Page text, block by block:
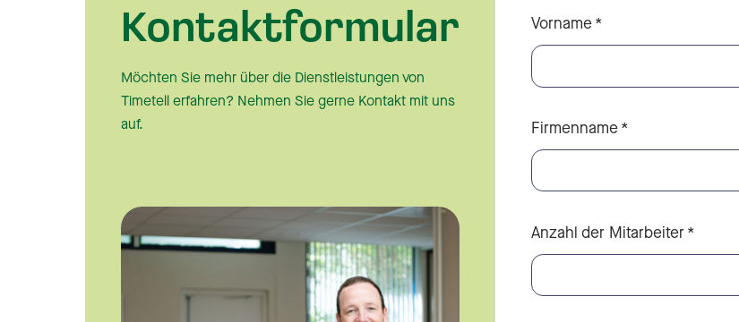
Kontaktformular
Möchten Sie mehr über die Dienstleistungen von
Timetell erfahren? Nehmen Sie gerne Kontakt mit uns
auf.
Vorname*
Firmenname*
Anzahl der Mitarbeiter*